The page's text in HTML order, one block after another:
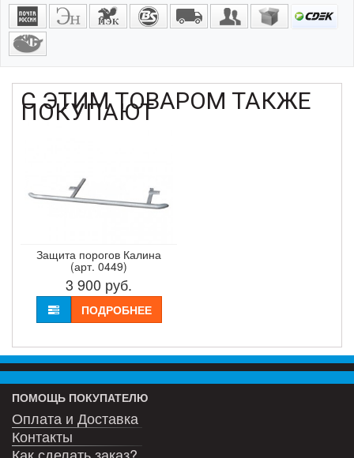
С ЭТИМ ТОВАРОМ ТАКЖЕ
ПОКУПАЮТ
Защита порогов Калина
(арт. 0449)
3 900 руб.
ПОДРОБНЕЕ
ПОМОЩЬ ПОКУПАТЕЛЮ
Оплата и Доставка
Контакты